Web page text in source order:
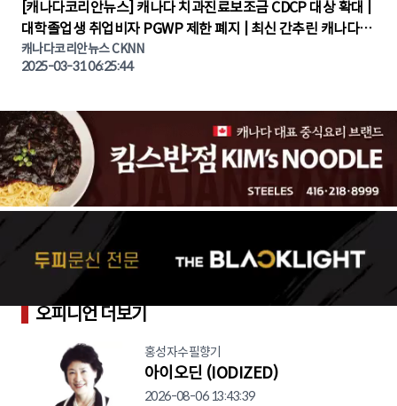
[캐나다코리안뉴스] 캐나다 치과진료보조금 CDCP 대상 확대 |
대학졸업생 취업비자 PGWP 제한 폐지 | 최신 간추린 캐나다뉴
스 | CKNNEWS | 캐나다뉴스 | 토론토뉴스
캐나다코리안뉴스 CKNN
2025-03-31 06:25:44
오피니언 더보기
홍성자수필향기
아이오딘 (IODIZED)
2026-08-06 13:43:39